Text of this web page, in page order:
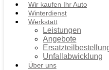
Wir kaufen Ihr Auto
Winterdienst
Werkstatt
Leistungen
Angebote
Unfallabwicklung
Über uns